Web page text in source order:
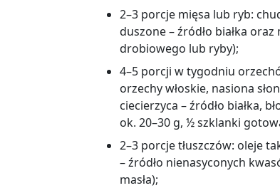
2–3 porcje mięsa lub ryb:
duszone – źródło białka oraz
drobiowego lub ryby);
4–5 porcji w tygodniu
orzechy włoskie, nasiona
ciecierzyca –źródło białka,
ok. 20–30 g, ½ szklanki
2–3 porcje tłuszczów: oleje
–źródło nienasyconych
masła);